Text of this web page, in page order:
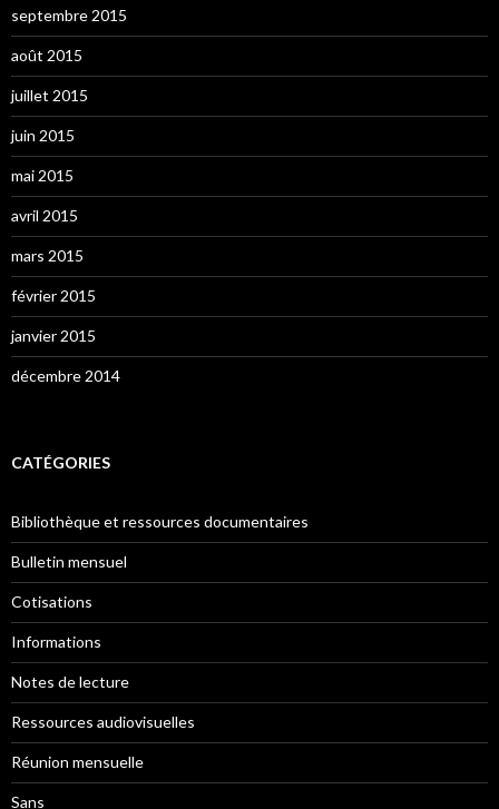
septembre 2015
août 2015
juillet 2015
juin 2015
mai 2015
avril 2015
mars 2015
février 2015
janvier 2015
décembre 2014
CATÉGORIES
Bibliothèque et ressources documentaires
Bulletin mensuel
Cotisations
Informations
Notes de lecture
Ressources audiovisuelles
Réunion mensuelle
Sans